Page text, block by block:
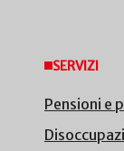
SERVIZI
Pensioni e